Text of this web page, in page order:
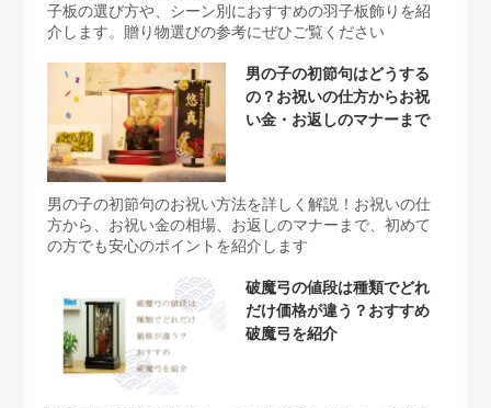
子板の選び方や、シーン別におすすめの羽子板飾りを紹
介します。贈り物選びの参考にぜひご覧ください
男の子の初節句はどうする
の？お祝いの仕方からお祝
い金・お返しのマナーまで
男の子の初節句のお祝い方法を詳しく解説！お祝いの仕
方から、お祝い金の相場、お返しのマナーまで、初めて
の方でも安心のポイントを紹介します
破魔弓の値段は種類でどれ
だけ価格が違う？おすすめ
破魔弓を紹介